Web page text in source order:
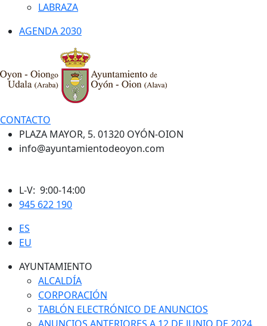
LABRAZA
AGENDA 2030
CONTACTO
PLAZA MAYOR, 5. 01320 OYÓN-OION
info@ayuntamientodeoyon.com
L-V: 9:00-14:00
945 622 190
ES
EU
AYUNTAMIENTO
ALCALDÍA
CORPORACIÓN
TABLÓN ELECTRÓNICO DE ANUNCIOS